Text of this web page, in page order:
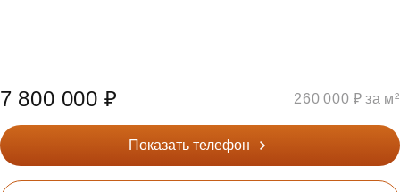
7 800 000 ₽ 260 000 ₽ за м²
Показать телефон